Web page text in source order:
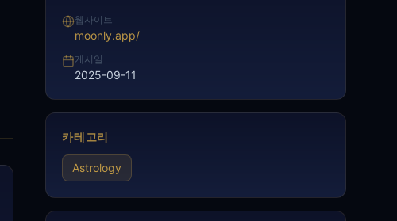
웹사이트
moonly.app/
게시일
2025-09-11
카테고리
Astrology